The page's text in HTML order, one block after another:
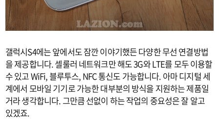
갤럭시S4에는 앞에서도 잠깐 이야기했든 다양한 무선 연결방법
을 제공합니다. 셀룰러 네트워크만 해도 3G와 LTE를 모두 이용할
수 있고 WiFi, 블루투스, NFC 통신도 가능합니다. 아마 디지털 세
계에서 모바일 기기로 가능한 대부분의 방식을 지원하는 제품일
거라 생각합니다. 그만큼 선없이 하는 작업의 중요성은 잘 알고
있겠죠.